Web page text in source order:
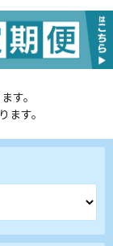
す。
す。